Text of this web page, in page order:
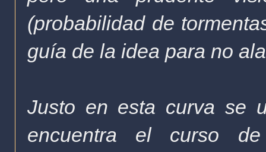
(probabilidad de
guía de la idea para no
Justo en esta curva se
encuentra el curso